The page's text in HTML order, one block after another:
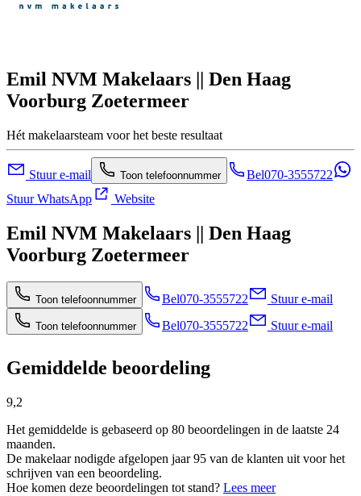
Emil NVM Makelaars || Den Haag
Voorburg Zoetermeer
Hét makelaarsteam voor het beste resultaat
Stuur e-mail Toon telefoonnummer Bel070-3555722
Stuur WhatsApp
Website
Emil NVM Makelaars || Den Haag
Voorburg Zoetermeer
Toon telefoonnummer Bel070-3555722 Stuur e-mail
Toon telefoonnummer Bel070-3555722 Stuur e-mail
Gemiddelde beoordeling
9,2
Het gemiddelde is gebaseerd op 80 beoordelingen in de laatste 24
maanden.
De makelaar nodigde afgelopen jaar 95 van de klanten uit voor het
schrijven van een beoordeling.
Hoe komen deze beoordelingen tot stand? Lees meer